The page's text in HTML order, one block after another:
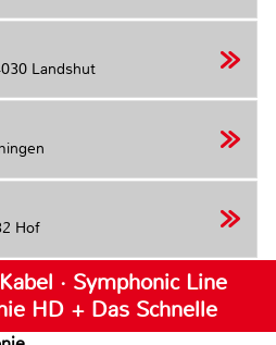
Landshut
Hof
· Symphonic Line
HD + Das Schnelle